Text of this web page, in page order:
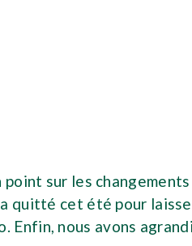
sur les changements
quitté cet été pour
Enfin, nous avons